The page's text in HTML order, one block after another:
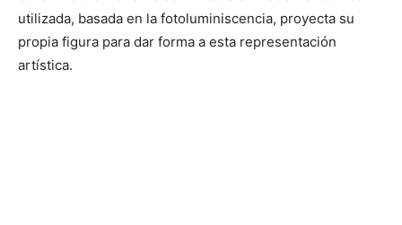
utilizada, basada en la fotoluminiscencia, proyecta su
propia figura para dar forma a esta representación
artística.